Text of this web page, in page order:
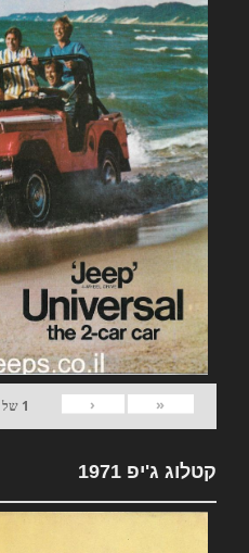
«
‹
1 של
קטלוג ג'יפ 1971